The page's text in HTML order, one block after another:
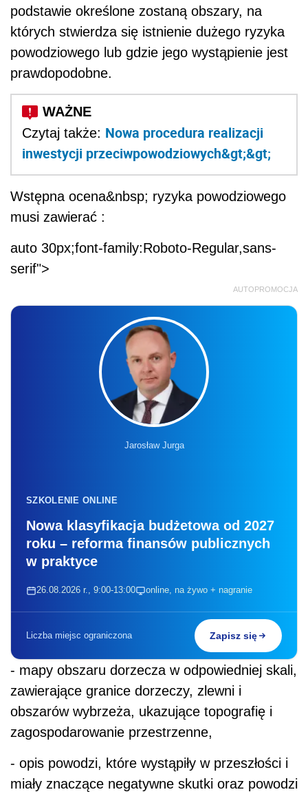
podstawie określone zostaną obszary, na
których stwierdza się istnienie dużego ryzyka
powodziowego lub gdzie jego wystąpienie jest
prawdopodobne.
Czytaj także: Nowa procedura realizacji
inwestycji przeciwpowodziowych&gt;&gt;
Wstępna ocena&nbsp; ryzyka powodziowego
musi zawierać :
auto 30px;font-family:Roboto-Regular,sans-
serif">
AUTOPROMOCJA
Jarosław Jurga
SZKOLENIE ONLINE
Nowa klasyfikacja budżetowa od 2027
roku – reforma finansów publicznych
w praktyce
26.08.2026 r., 9:00-13:00 online, na żywo + nagranie
Liczba miejsc ograniczona Zapisz się
- mapy obszaru dorzecza w odpowiedniej skali,
zawierające granice dorzeczy, zlewni i
obszarów wybrzeża, ukazujące topografię i
zagospodarowanie przestrzenne,
- opis powodzi, które wystąpiły w przeszłości i
miały znaczące negatywne skutki oraz powodzi